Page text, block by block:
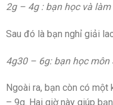
2g – 4g : bạn học và làm
Sau đó là bạn nghỉ giải
4g30 – 6g: bạn học môn
Ngoài ra, bạn còn có
– 9g. Hai giờ này giúp